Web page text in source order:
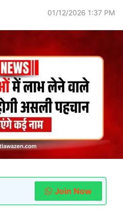
01/12/2026 1:37 PM
Join Now